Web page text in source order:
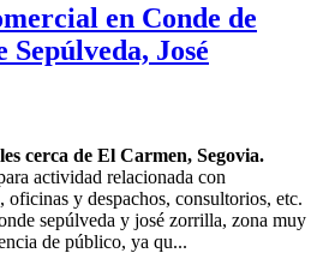
en Conde de
Sepúlveda, José
cerca de El Carmen, Segovia.
actividad relacionada con
oficinas y despachos, consultorios, etc.
sepúlveda y josé zorrilla, zona muy
de público, ya qu...